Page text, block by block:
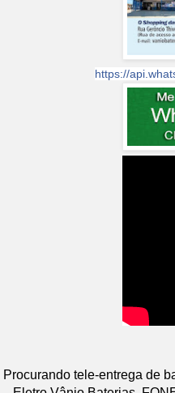
https://
Procurando tele-entrega de